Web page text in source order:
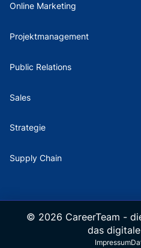
Online Marketing
Projektmanagement
Public Relations
Sales
Strategie
Supply Chain
© 2026 CareerTeam -
das
Impressum